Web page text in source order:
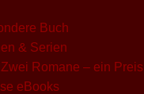
Buch
& Serien
Romane – ein Preis
eBooks